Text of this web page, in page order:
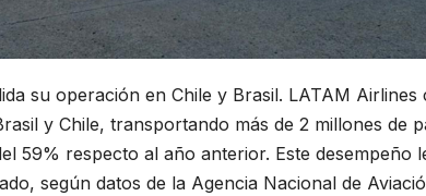
su operación en Chile y Brasil. LATAM
y Chile, transportando más de 2 millones de
59% respecto al año anterior. Este
según datos de la Agencia Nacional de